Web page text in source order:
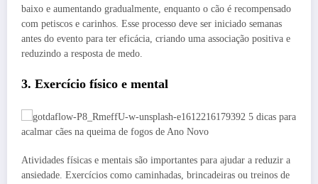
baixo e aumentando gradualmente, enquanto o cão é recompensado
com petiscos e carinhos. Esse processo deve ser iniciado semanas
antes do evento para ter eficácia, criando uma associação positiva e
reduzindo a resposta de medo.
3. Exercício físico e mental
Atividades físicas e mentais são importantes para ajudar a reduzir a
ansiedade. Exercícios como caminhadas, brincadeiras ou treinos de